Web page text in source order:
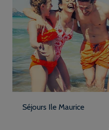
Séjours Ile Maurice